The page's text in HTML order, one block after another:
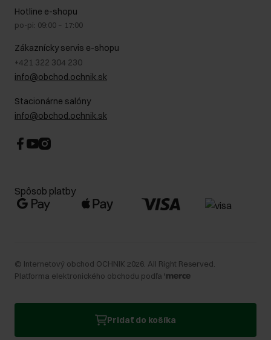
Pridať do košíka
Bezpečné nakupovanie
Blog
Najčastejšie kladené otázky (FAQ)
GDPR - Zásady ochrany osobných údajov
Právne informácie
Hotline e-shopu
po-pi: 09:00 – 17:00
Zákaznícky servis e-shopu
+421 322 304 230
info@obchod.ochnik.sk
Stacionárne salóny
info@obchod.ochnik.sk
Spôsob platby
© Internetový obchod OCHNIK 2026 . All Right Reserved.
Platforma elektronického obchodu podľa